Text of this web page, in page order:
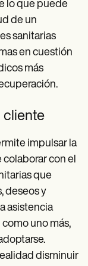
lo que puede
de un
sanitarias
en cuestión
más
cliente
impulsar la
con el
que
deseos y
asistencia
uno más,
disminuir